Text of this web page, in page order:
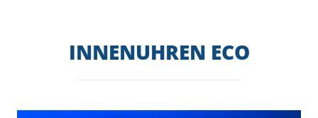
INNENUHREN ECO